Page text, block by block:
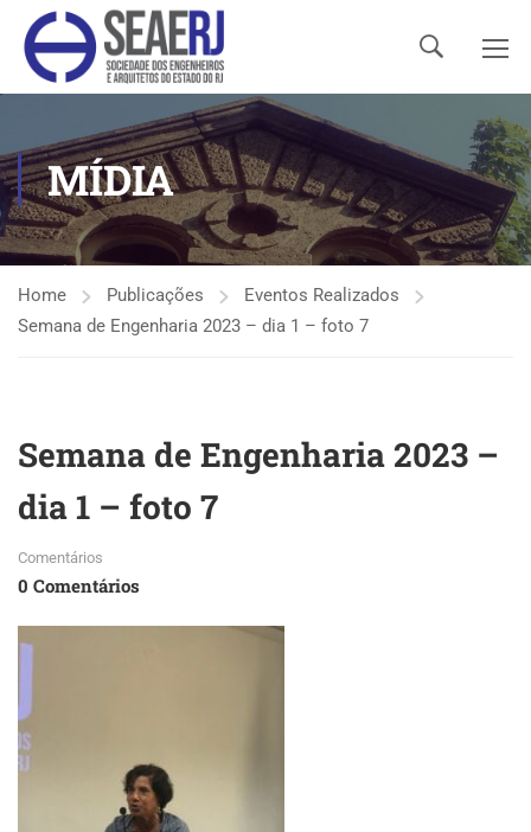
MÍDIA
Home Publicações
Eventos Realizados
Semana de Engenharia 2023 – dia 1 – foto 7
Semana de Engenharia 2023 –
dia 1 – foto 7
Comentários
0 Comentários